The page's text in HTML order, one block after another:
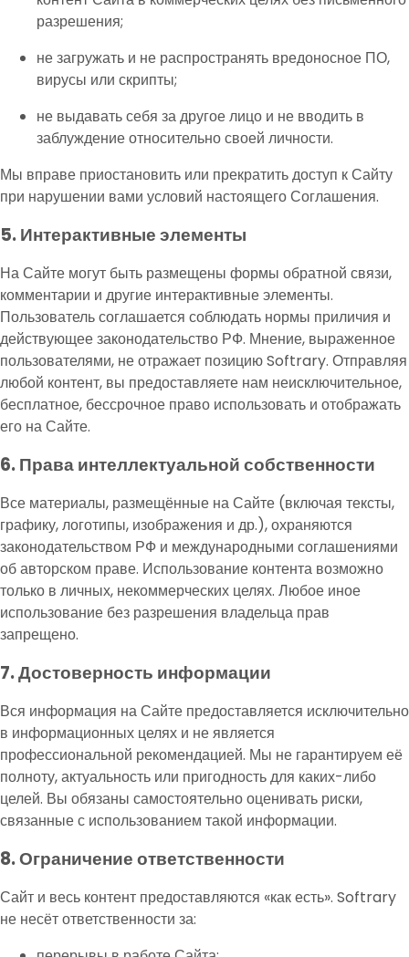
разрешения;
не загружать и не распространять вредоносное ПО,
вирусы или скрипты;
не выдавать себя за другое лицо и не вводить в
заблуждение относительно своей личности.
Мы вправе приостановить или прекратить доступ к Сайту
при нарушении вами условий настоящего Соглашения.
5. Интерактивные элементы
На Сайте могут быть размещены формы обратной связи,
комментарии и другие интерактивные элементы.
Пользователь соглашается соблюдать нормы приличия и
действующее законодательство РФ. Мнение, выраженное
пользователями, не отражает позицию Softrary. Отправляя
любой контент, вы предоставляете нам неисключительное,
бесплатное, бессрочное право использовать и отображать
его на Сайте.
6. Права интеллектуальной собственности
Все материалы, размещённые на Сайте (включая тексты,
графику, логотипы, изображения и др.), охраняются
законодательством РФ и международными соглашениями
об авторском праве. Использование контента возможно
только в личных, некоммерческих целях. Любое иное
использование без разрешения владельца прав
запрещено.
7. Достоверность информации
Вся информация на Сайте предоставляется исключительно
в информационных целях и не является
профессиональной рекомендацией. Мы не гарантируем её
полноту, актуальность или пригодность для каких-либо
целей. Вы обязаны самостоятельно оценивать риски,
связанные с использованием такой информации.
8. Ограничение ответственности
Сайт и весь контент предоставляются «как есть». Softrary
не несёт ответственности за: